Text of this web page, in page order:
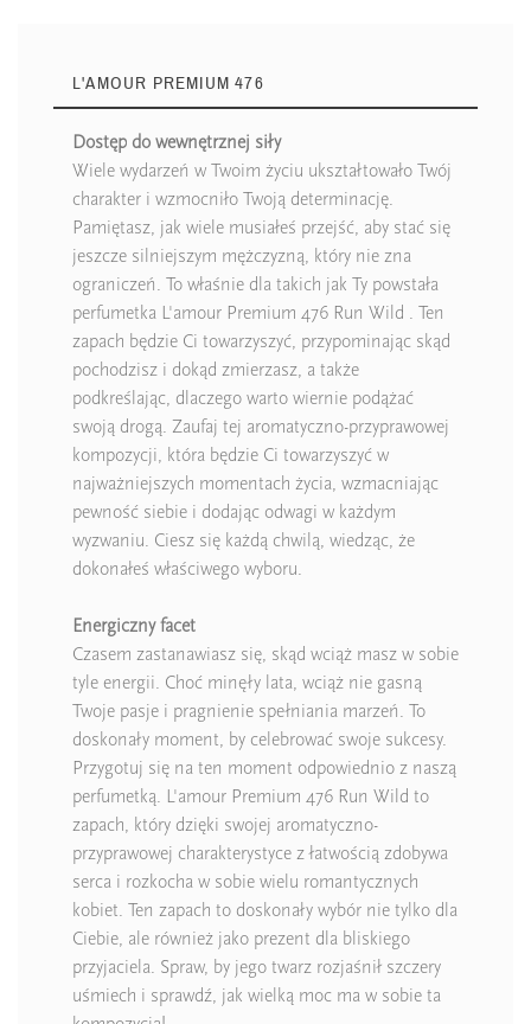
L'AMOUR PREMIUM 476
Dostęp do wewnętrznej siły
Wiele wydarzeń w Twoim życiu ukształtowało Twój
charakter i wzmocniło Twoją determinację.
Pamiętasz, jak wiele musiałeś przejść, aby stać się
jeszcze silniejszym mężczyzną, który nie zna
ograniczeń. To właśnie dla takich jak Ty powstała
perfumetka L'amour Premium 476 Run Wild . Ten
zapach będzie Ci towarzyszyć, przypominając skąd
pochodzisz i dokąd zmierzasz, a także
podkreślając, dlaczego warto wiernie podążać
swoją drogą. Zaufaj tej aromatyczno-przyprawowej
kompozycji, która będzie Ci towarzyszyć w
najważniejszych momentach życia, wzmacniając
pewność siebie i dodając odwagi w każdym
wyzwaniu. Ciesz się każdą chwilą, wiedząc, że
dokonałeś właściwego wyboru.
Energiczny facet
Czasem zastanawiasz się, skąd wciąż masz w sobie
tyle energii. Choć minęły lata, wciąż nie gasną
Twoje pasje i pragnienie spełniania marzeń. To
doskonały moment, by celebrować swoje sukcesy.
Przygotuj się na ten moment odpowiednio z naszą
perfumetką. L'amour Premium 476 Run Wild to
zapach, który dzięki swojej aromatyczno-
przyprawowej charakterystyce z łatwością zdobywa
serca i rozkocha w sobie wielu romantycznych
kobiet. Ten zapach to doskonały wybór nie tylko dla
Ciebie, ale również jako prezent dla bliskiego
przyjaciela. Spraw, by jego twarz rozjaśnił szczery
uśmiech i sprawdź, jak wielką moc ma w sobie ta